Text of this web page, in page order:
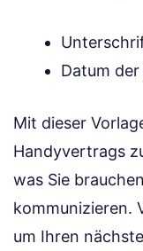
Datum
Mit dieser
Handyvertrags
was Sie
kommunizieren.
um Ihren